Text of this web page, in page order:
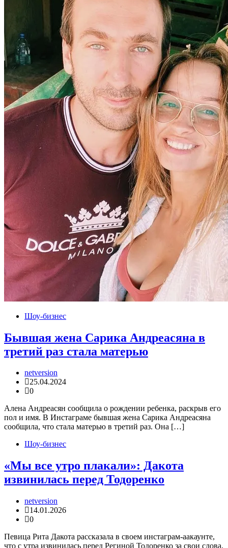
Шоу-бизнес
Бывшая жена Сарика Андреасяна в
третий раз стала матерью
netversion
25.04.2024
0
Алена Андреасян сообщила о рождении ребенка, раскрыв его
пол и имя. В Инстаграме бывшая жена Сарика Андреасяна
сообщила, что стала матерью в третий раз. Она […]
Шоу-бизнес
«Мы все утро плакали»: Дакота
извинилась перед Тодоренко
netversion
14.01.2026
0
Певица Рита Дакота рассказала в своем инстаграм-аакаунте,
что с утра извинилась перед Региной Тодоренко за свои слова,